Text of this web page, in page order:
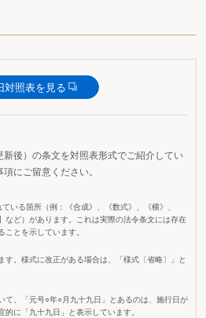
対照表を見る
後）の条文を対照表形式でご紹介してい
にご留意ください。
いる箇所（例：《合成》、《数式》、《横》、
など）があります。これは実際の法令条文には存在
ことを示しています。
す。様式に改正がある場合は、「様式〔省略〕」と
て、「元号○年○月九十九日」とあるのは、施行日が
に「九十九日」と表示しています。